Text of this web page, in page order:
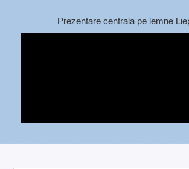
Prezentare centrala pe lemne